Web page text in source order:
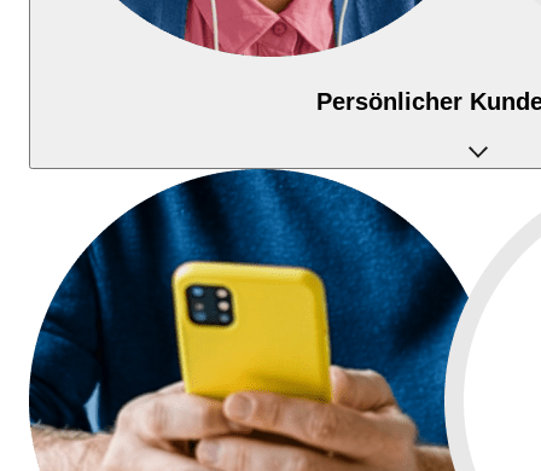
Persönlicher
Wir widmen uns Ihren Anliegen an 7 Tagen die Woche
rund um die Uhr per Chat, E-Mail oder Telefon.